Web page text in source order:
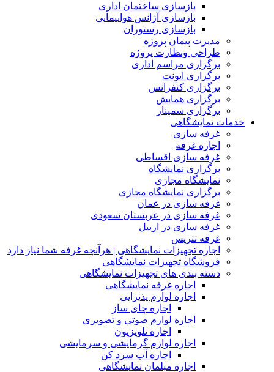
بازسازی ساختمان اداری
بازسازی آژانس هواپیمایی
بازسازی رستوران
مدیرت پیمان پروژه
طراحی ونظارت پروژه
برگزاری مراسم اداری
برگزاری ایونت
برگزاری کنفرانس
برگزاری همایش
برگزاری سمینار
خدمات نمایشگاهی
غرفه سازی
اجاره غرفه
غرفه سازی اقساطی
برگزاری نمایشگاه
نمایشگاه مجازی
برگزاری نمایشگاه مجازی
غرفه سازی در عمان
غرفه سازی در عربستان سعودی
غرفه سازی در اربیل
غرفه تتریس
اجاره تجهیزات نمایشگاهی | هرآنچه غرفه شما نیاز دارد
فروشگاه تجهیزات نمایشگاهی
دسته بندی های تجهیزات نمایشگاهی
اجاره غرفه نمایشگاهی
اجاره لوازم پذیرایی
اجاره چای ساز
اجاره لوازم صوتی و تصویری
اجاره تلویزیون
اجاره لوازم گرمایشی و سرمایشی
اجاره آب سرد کن
اجاره مبلمان نمایشگاهی